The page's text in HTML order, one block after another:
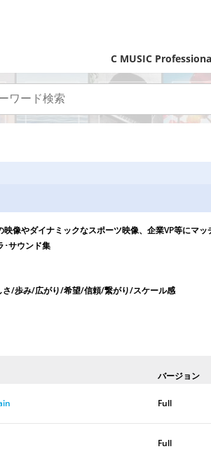
C MUSIC
映像やダイナミックなスポーツ映像、企業VP等にマッ
･サウンド集
/歩み/広がり/希望/信頼/繋がり/スケール感
バージョン
Full
Full